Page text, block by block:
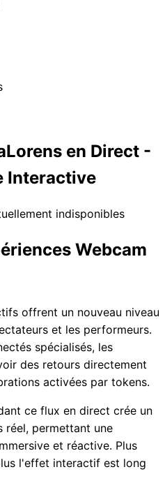
en Direct -
Interactive
indisponibles
Webcam
offrent un nouveau niveau
et les performeurs.
spécialisés, les
des retours directement
activées par tokens.
ce flux en direct crée un
permettant une
et réactive. Plus
l'effet interactif est long